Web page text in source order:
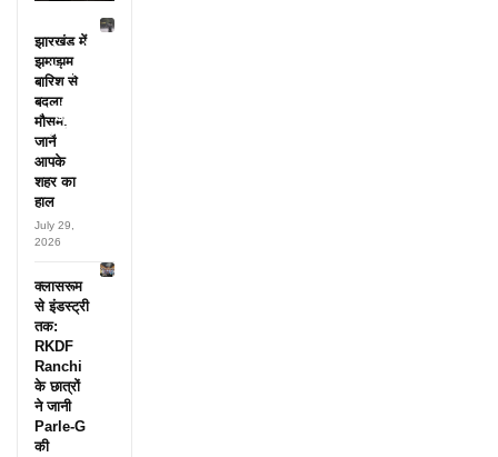
25
अफसरों
के नाम,
हर महीने
पहुंचते थे
लाखों!
झारखंड में
झमाझम
बारिश से
बदला
मौसम,
जानें
आपके
शहर का
हाल
July 29,
2026
क्लासरूम
से इंडस्ट्री
तक:
RKDF
Ranchi
के छात्रों
ने जानी
Parle-G
की